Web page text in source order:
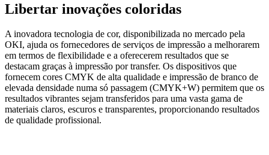
Libertar inovações coloridas
A inovadora tecnologia de cor, disponibilizada no mercado pela
OKI, ajuda os fornecedores de serviços de impressão a melhorarem
em termos de flexibilidade e a oferecerem resultados que se
destacam graças à impressão por transfer. Os dispositivos que
fornecem cores CMYK de alta qualidade e impressão de branco de
elevada densidade numa só passagem (CMYK+W) permitem que os
resultados vibrantes sejam transferidos para uma vasta gama de
materiais claros, escuros e transparentes, proporcionando resultados
de qualidade profissional.